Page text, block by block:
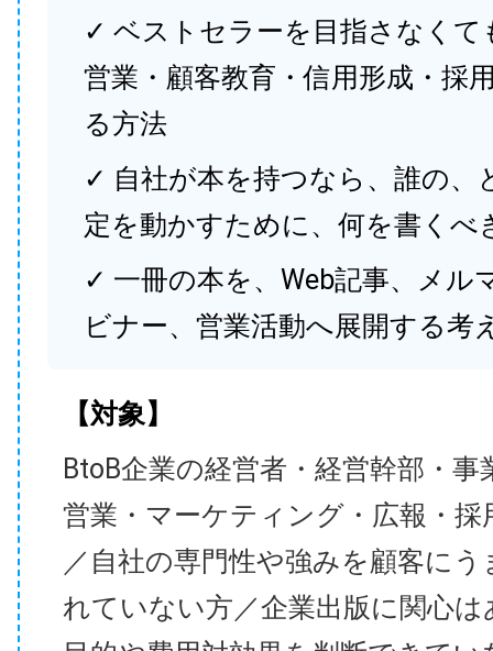
✓ ベストセラーを目指さなくて
営業・顧客教育・信用形成・採
る方法
✓ 自社が本を持つなら、誰の、
定を動かすために、何を書くべ
✓ 一冊の本を、Web記事、メル
ビナー、営業活動へ展開する考
【対象】
BtoB企業の経営者・経営幹部・事
営業・マーケティング・広報・採
／自社の専門性や強みを顧客に
れていない方／企業出版に関心